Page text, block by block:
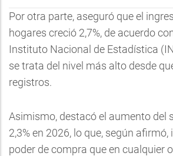
Por otra parte, aseguró que el
hogares creció 2,7%, de acuerdo
Instituto Nacional de Estadística
se trata del nivel más alto desde
registros.
Asimismo, destacó el aumento del
2,3% en 2026, lo que, según
poder de compra que en cualquier